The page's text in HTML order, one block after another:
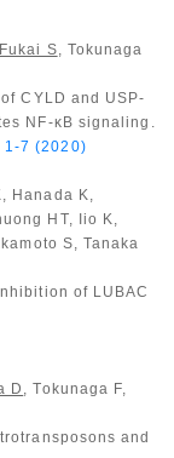
Fukai S, Tokunaga
CYLD and USP-
NF-κB signaling.
1-7 (2020)
Hanada K,
HT, Iio K,
S, Tanaka
of LUBAC
D , Tokunaga F,
and